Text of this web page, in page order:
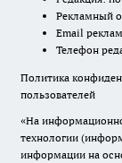
Рекламный
Email
Телефон
Политика
пользователей
«На
технологии
информации на